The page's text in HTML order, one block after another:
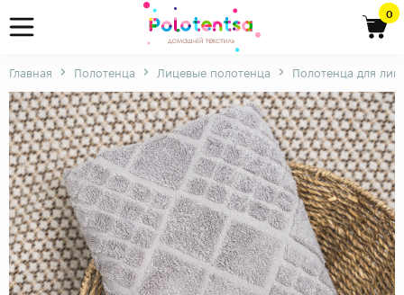
0
Главная Полотенца Лицевые полотенца Полотенца для